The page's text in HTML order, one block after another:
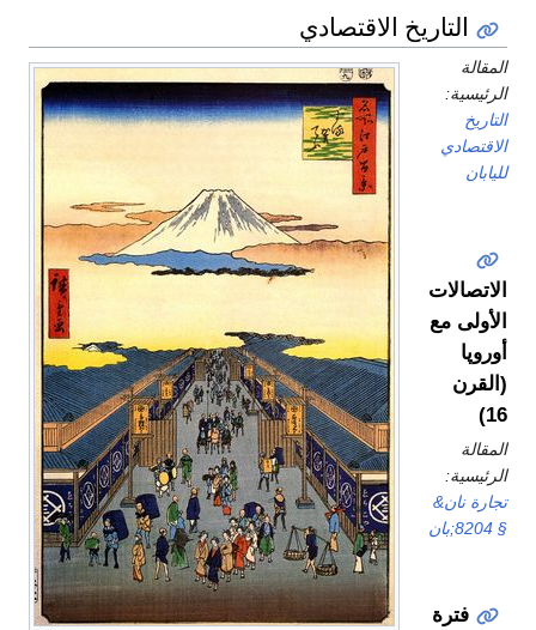
التاريخ الاقتصادي
المقالة
الرئيسية:
التاريخ
الاقتصادي
لليابان
الاتصالات
الأولى مع
أوروپا
(القرن
16)
المقالة
الرئيسية:
تجارة نان&
§ 8204;بان
فترة